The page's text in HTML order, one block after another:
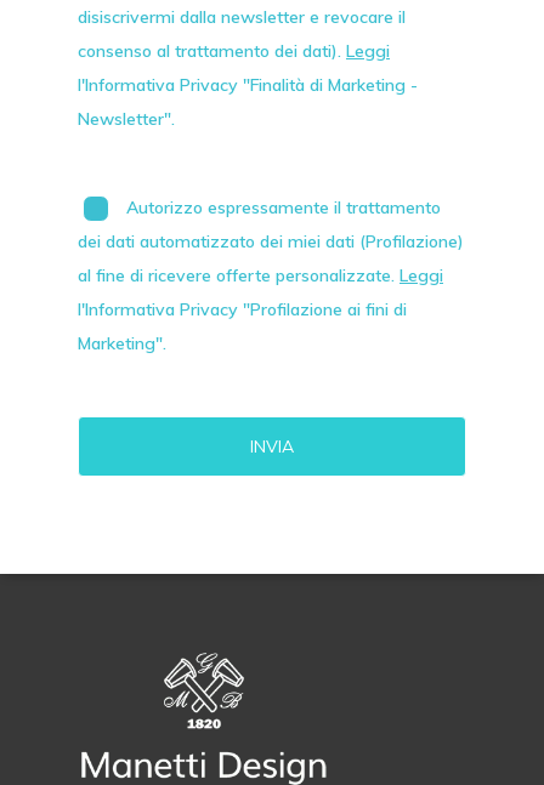
disiscrivermi dalla newsletter e revocare il
consenso al trattamento dei dati). Leggi
l'Informativa Privacy "Finalità di Marketing -
Newsletter".
Autorizzo espressamente il trattamento
dei dati automatizzato dei miei dati (Profilazione)
al fine di ricevere offerte personalizzate. Leggi
l'Informativa Privacy "Profilazione ai fini di
Marketing".